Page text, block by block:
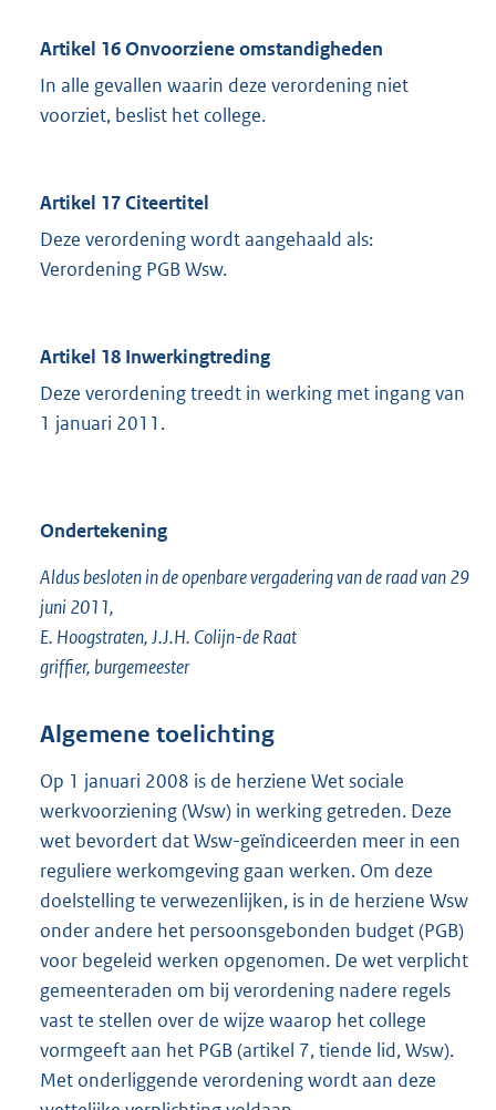
Artikel 16 Onvoorziene omstandigheden
In alle gevallen waarin deze verordening niet
voorziet, beslist het college.
Artikel 17 Citeertitel
Deze verordening wordt aangehaald als:
Verordening PGB Wsw.
Artikel 18 Inwerkingtreding
Deze verordening treedt in werking met ingang van
1 januari 2011.
Ondertekening
Aldus besloten in de openbare vergadering van de raad van 29
juni 2011,
E. Hoogstraten, J.J.H. Colijn-de Raat
griffier, burgemeester
Algemene toelichting
Op 1 januari 2008 is de herziene Wet sociale
werkvoorziening (Wsw) in werking getreden. Deze
wet bevordert dat Wsw-geïndiceerden meer in een
reguliere werkomgeving gaan werken. Om deze
doelstelling te verwezenlijken, is in de herziene Wsw
onder andere het persoonsgebonden budget (PGB)
voor begeleid werken opgenomen. De wet verplicht
gemeenteraden om bij verordening nadere regels
vast te stellen over de wijze waarop het college
vormgeeft aan het PGB (artikel 7, tiende lid, Wsw).
Met onderliggende verordening wordt aan deze